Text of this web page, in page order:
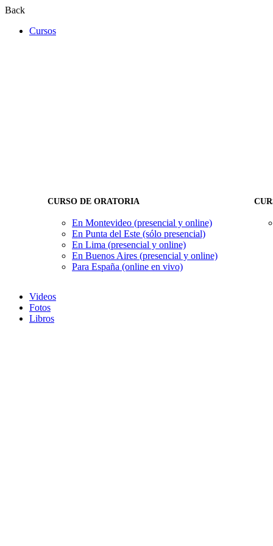
Back
Cursos
CURSO DE ORATORIA
En Montevideo (presencial y online)
En Punta del Este (sólo presencial)
En Lima (presencial y online)
En Buenos Aires (presencial y online)
Para España (online en vivo)
Videos
Fotos
Libros